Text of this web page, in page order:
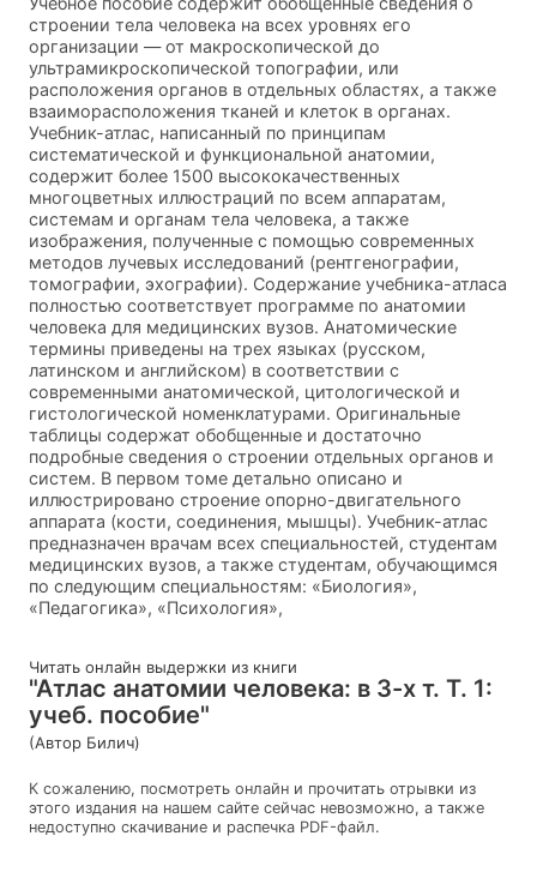
строении тела человека на всех уровнях его
организации — от макроскопической до
ультрамикроскопической топографии, или
расположения органов в отдельных областях, а также
взаиморасположения тканей и клеток в органах.
Учебник-атлас, написанный по принципам
систематической и функциональной анатомии,
содержит более 1500 высококачественных
многоцветных иллюстраций по всем аппаратам,
системам и органам тела человека, а также
изображения, полученные с помощью современных
методов лучевых исследований (рентгенографии,
томографии, эхографии). Содержание учебника-атласа
полностью соответствует программе по анатомии
человека для медицинских вузов. Анатомические
термины приведены на трех языках (русском,
латинском и английском) в соответствии с
современными анатомической, цитологической и
гистологической номенклатурами. Оригинальные
таблицы содержат обобщенные и достаточно
подробные сведения о строении отдельных органов и
систем. В первом томе детально описано и
иллюстрировано строение опорно-двигательного
аппарата (кости, соединения, мышцы). Учебник-атлас
предназначен врачам всех специальностей, студентам
медицинских вузов, а также студентам, обучающимся
по следующим специальностям: «Биология»,
«Педагогика», «Психология»,
Читать онлайн выдержки из книги
"Атлас анатомии человека: в 3-х т. Т. 1:
учеб. пособие"
(Автор Билич)
К сожалению, посмотреть онлайн и прочитать отрывки из
этого издания на нашем сайте сейчас невозможно, а также
недоступно скачивание и распечка PDF-файл.